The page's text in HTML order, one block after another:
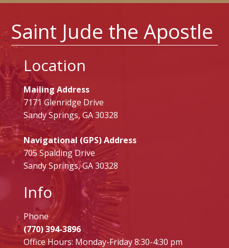
Saint Jude the Apostle
Location
Mailing Address
7171 Glenridge Drive
Sandy Springs, GA 30328
Navigational (GPS) Address
705 Spalding Drive
Sandy Springs, GA 30328
Info
Phone
(770) 394-3896
Office Hours: Monday-Friday 8:30-4:30 pm